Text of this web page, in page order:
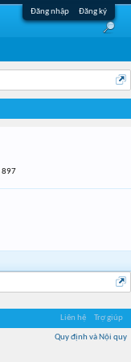
Đăng nhập Đăng ký
897
Liên hệ Trợ giúp
Quy định và Nội quy